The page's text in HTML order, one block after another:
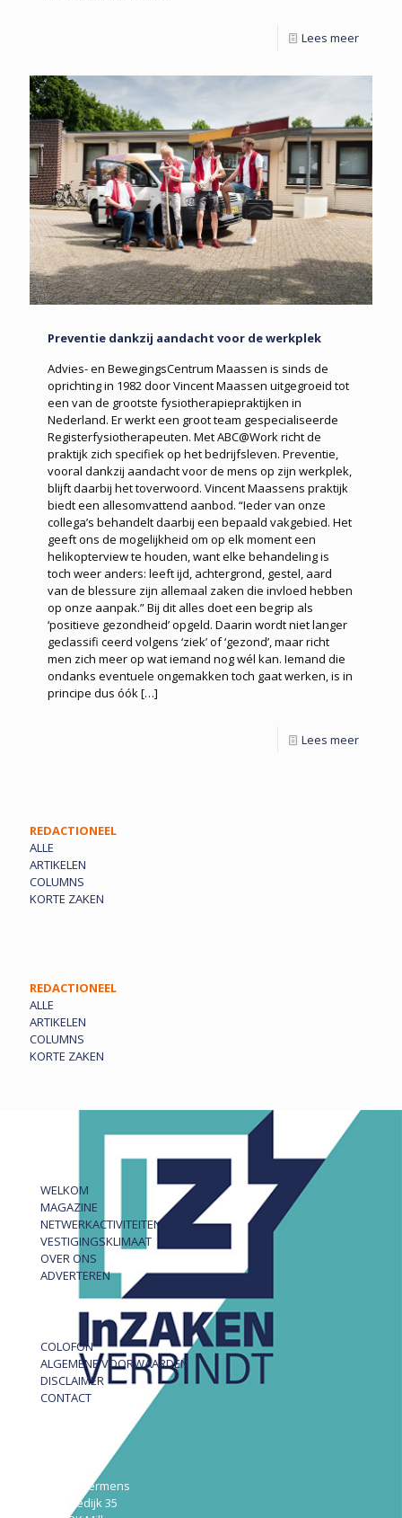
Lees meer
Preventie dankzij aandacht voor de werkplek
Advies- en BewegingsCentrum Maassen is sinds de
oprichting in 1982 door Vincent Maassen uitgegroeid tot
een van de grootste fysiotherapiepraktijken in
Nederland. Er werkt een groot team gespecialiseerde
Registerfysiotherapeuten. Met ABC@Work richt de
praktijk zich specifiek op het bedrijfsleven. Preventie,
vooral dankzij aandacht voor de mens op zijn werkplek,
blijft daarbij het toverwoord. Vincent Maassens praktijk
biedt een allesomvattend aanbod. “Ieder van onze
collega’s behandelt daarbij een bepaald vakgebied. Het
geeft ons de mogelijkheid om op elk moment een
helikopterview te houden, want elke behandeling is
toch weer anders: leeft ijd, achtergrond, gestel, aard
van de blessure zijn allemaal zaken die invloed hebben
op onze aanpak.” Bij dit alles doet een begrip als
‘positieve gezondheid’ opgeld. Daarin wordt niet langer
geclassifi ceerd volgens ‘ziek’ of ‘gezond’, maar richt
men zich meer op wat iemand nog wél kan. Iemand die
ondanks eventuele ongemakken toch gaat werken, is in
principe dus óók[…]
Lees meer
REDACTIONEEL
ALLE
ARTIKELEN
COLUMNS
KORTE ZAKEN
REDACTIONEEL
ALLE
ARTIKELEN
COLUMNS
KORTE ZAKEN
WELKOM
MAGAZINE
NETWERKACTIVITEITEN
VESTIGINGSKLIMAAT
OVER ONS
ADVERTEREN
COLOFON
ALGEMENE VOORWAARDEN
DISCLAIMER
CONTACT
Robert Hermens
Udensedijk 35